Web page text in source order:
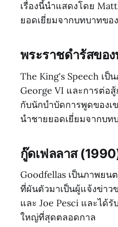
เรื่องนี้นำแสดงโดย
ยอดเยี่ยมจากบทบาทขอ
พระราชดำรัสขอ
The King's Speech เป็
George VI และการต่อ
กับนักบำบัดการพูดของเ
นำชายยอดเยี่ยมจากบท
กู๊ดเฟลลาส
Goodfellas เป็นภาพย
ที่ผันตัวมาเป็นผู้แจ้งข่าว
และ Joe Pesci และได้
ใหญ่ที่สุดตลอดกาล